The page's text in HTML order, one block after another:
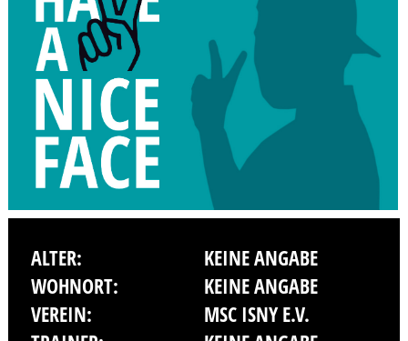
ALTER:
KEINE ANGABE
WOHNORT:
KEINE ANGABE
VEREIN:
MSC ISNY E.V.